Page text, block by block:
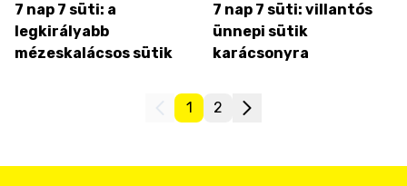
7 nap 7 süti: a
legkirályabb
mézeskalácsos sütik
7 nap 7 süti: villantós
ünnepi sütik
karácsonyra
1 2